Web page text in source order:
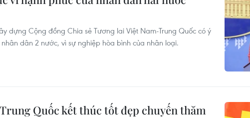
dựng Cộng đồng Chia sẻ Tương lai Việt Nam-Trung Quốc có ý
dân 2 nước, vì sự nghiệp hòa bình của nhân loại.
Quốc kết thúc tốt đẹp chuyến thăm